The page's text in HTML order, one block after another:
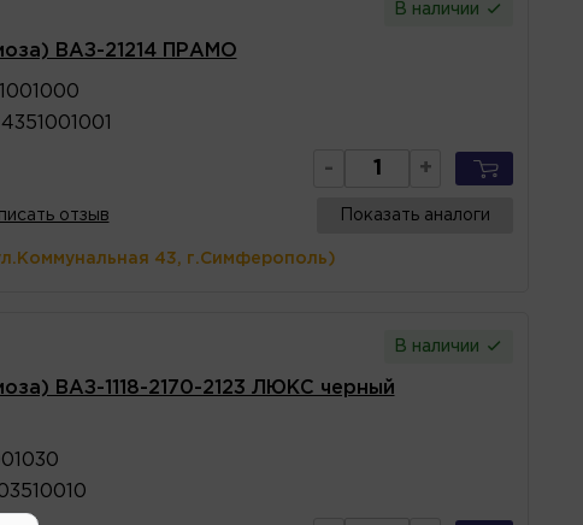
В наличии
ВАЗ-21214 ПРАМО
- +
отзыв Показать аналоги
43, г.Симферополь)
В наличии
ВАЗ-1118-2170-2123 ЛЮКС черный